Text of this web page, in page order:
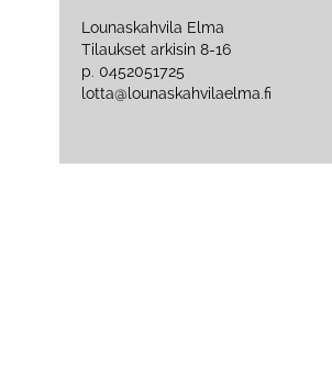
Lounaskahvila Elma
Tilaukset arkisin 8-16
p. 0452051725
lotta@lounaskahvilaelma.fi